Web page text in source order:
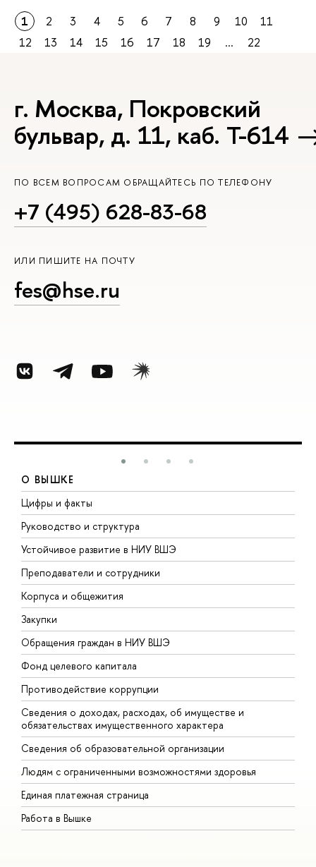
1 2 3 4 5 6 7 8 9 10
11
12
13 14 15 16 17 18 19 ... 22
г. Москва, Покровский
бульвар, д. 11, каб. Т-614
ПО ВСЕМ ВОПРОСАМ ОБРАЩАЙТЕСЬ ПО ТЕЛЕФОНУ
+7 (495) 628-83-68
ИЛИ ПИШИТЕ НА ПОЧТУ
fes@hse.ru
О ВЫШКЕ
Цифры и факты
Руководство и структура
Устойчивое развитие в НИУ ВШЭ
Преподаватели и сотрудники
Корпуса и общежития
Закупки
Обращения граждан в НИУ ВШЭ
Фонд целевого капитала
Противодействие коррупции
Сведения о доходах, расходах, об имуществе и
обязательствах имущественного характера
Сведения об образовательной организации
Людям с ограниченными возможностями здоровья
Единая платежная страница
Работа в Вышке